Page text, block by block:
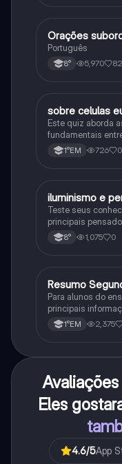
Português
Orações
Português
8° 5,970 82
Biologia
sobre celulas
Este quiz aborda
fundamentais
procariontes.
1°EM 726 0
História
iluminismo e
Teste seus
principais
impacto histórico.
8° 1,075 0
História
Resumo
Para alunos do
principais
1°EM 2,375
Eles
4.6/5App